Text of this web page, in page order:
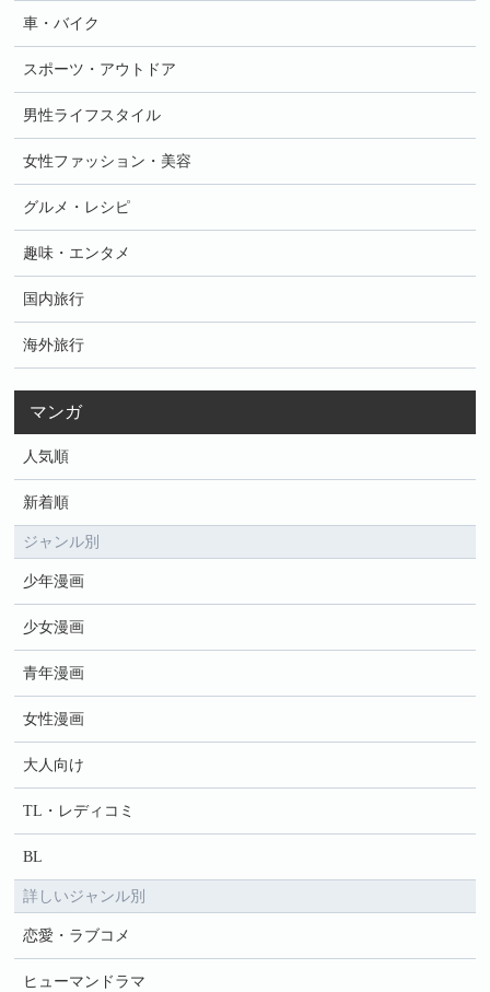
車・バイク
スポーツ・アウトドア
男性ライフスタイル
女性ファッション・美容
グルメ・レシピ
趣味・エンタメ
国内旅行
海外旅行
マンガ
人気順
新着順
ジャンル別
少年漫画
少女漫画
青年漫画
女性漫画
大人向け
TL・レディコミ
BL
詳しいジャンル別
恋愛・ラブコメ
ヒューマンドラマ